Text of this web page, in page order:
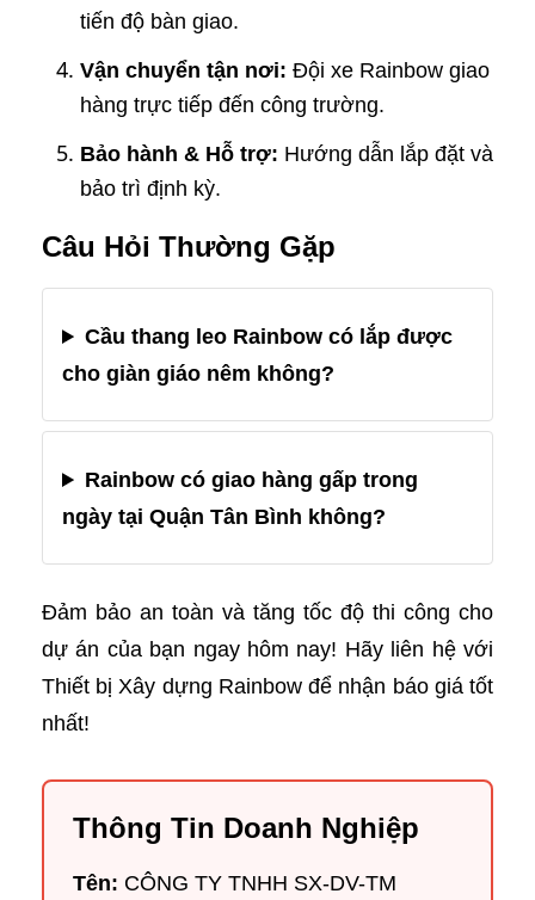
tiến độ bàn giao.
Vận chuyển tận nơi: Đội xe Rainbow giao
hàng trực tiếp đến công trường.
Bảo hành & Hỗ trợ: Hướng dẫn lắp đặt và
bảo trì định kỳ.
Câu Hỏi Thường Gặp
Cầu thang leo Rainbow có lắp được
cho giàn giáo nêm không?
Rainbow có giao hàng gấp trong
ngày tại Quận Tân Bình không?
Đảm bảo an toàn và tăng tốc độ thi công cho
dự án của bạn ngay hôm nay! Hãy liên hệ với
Thiết bị Xây dựng Rainbow để nhận báo giá tốt
nhất!
Thông Tin Doanh Nghiệp
Tên: CÔNG TY TNHH SX-DV-TM